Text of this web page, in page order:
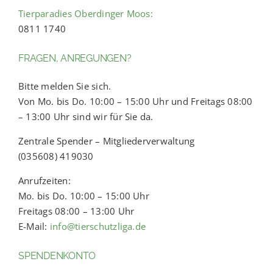
Tierparadies Oberdinger Moos:
0811 1740
FRAGEN, ANREGUNGEN?
Bitte melden Sie sich.
Von Mo. bis Do. 10:00 – 15:00 Uhr und Freitags 08:00
– 13:00 Uhr sind wir für Sie da.
Zentrale Spender – Mitgliederverwaltung
(035608) 419030
Anrufzeiten:
Mo. bis Do. 10:00 – 15:00 Uhr
Freitags 08:00 – 13:00 Uhr
E-Mail: info@tierschutzliga.de
SPENDENKONTO